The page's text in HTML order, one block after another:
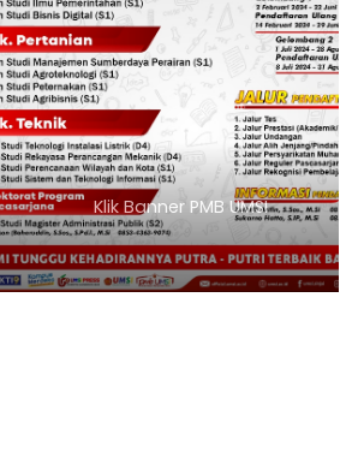
Klik Banner PMB UMSI